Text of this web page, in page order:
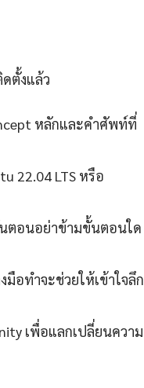
ตั้งแล้ว
หลักและคำศัพท์ที่
22.04 LTS หรือ
ตอนอย่าข้ามขั้นตอนใด
มือทำจะช่วยให้เข้าใจลึก
เพื่อแลกเปลี่ยนความ